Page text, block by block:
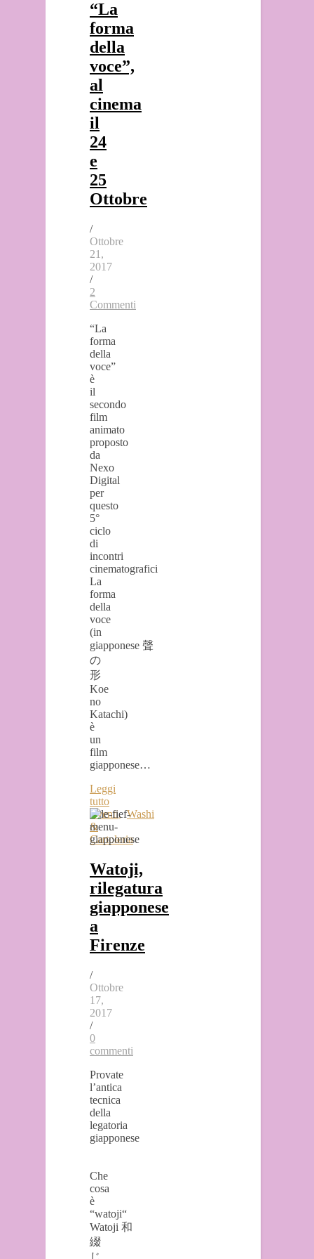
“La
forma
della
voce”,
al
cinema
il
24
e
25
Ottobre
/
Ottobre
21,
2017
/
2
Commenti
“La
forma
della
voce”
è
il
secondo
film
animato
proposto
da
Nexo
Digital
per
questo
5°
ciclo
di
incontri
cinematografici
La
forma
della
voce
(in
giapponese 聲
の
形
Koe
no
Katachi)
è
un
film
giapponese…
Leggi
tutto
Eventi,Washi
&
Cartoleria
Watoji,
rilegatura
giapponese
a
Firenze
/
Ottobre
17,
2017
/
0
commenti
Provate
l’antica
tecnica
della
legatoria
giapponese
Che
cosa
è
“watoji“
Watoji 和
綴
じ